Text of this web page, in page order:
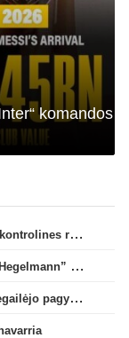
komandos
Vaikinų U15 rinktinė Taline sužaidė pirmąsias kontrolines rungtynes
Kristupas–Algirdas Padegimas sugrįžta į FC „Hegelmann” B sudėtį
Argentinos federacijos prezidentas C. Tapia negailėjo pagyrų G. Infantino